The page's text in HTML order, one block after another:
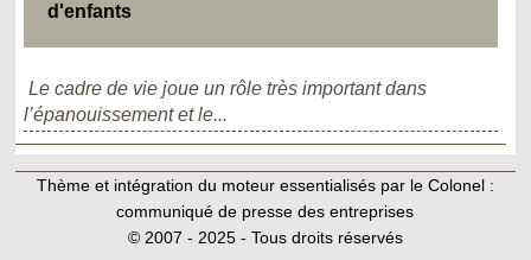
d'enfants
Le cadre de vie joue un rôle très important dans
l’épanouissement et le...
Thème et intégration du moteur essentialisés par le Colonel :
communiqué de presse des entreprises
© 2007 - 2025 - Tous droits réservés